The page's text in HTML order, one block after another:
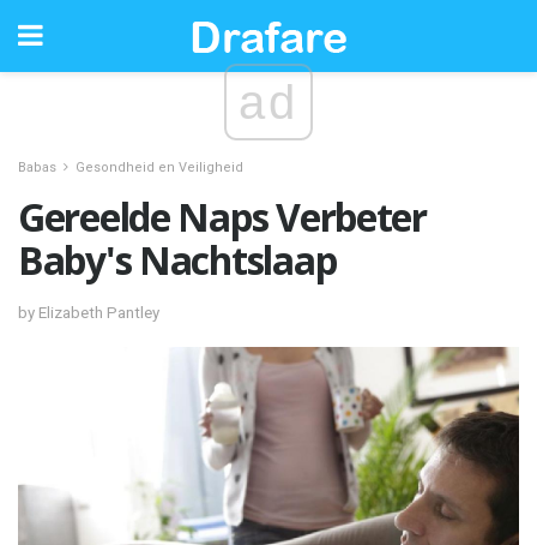
ad
Babas Gesondheid en Veiligheid
Gereelde Naps Verbeter
Baby's Nachtslaap
by Elizabeth Pantley